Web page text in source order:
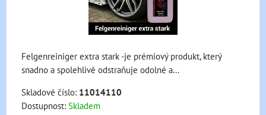
Felgenreiniger extra stark -je prémiový produkt, který
snadno a spolehlivě odstraňuje odolné a...
Skladové číslo: 11014110
Dostupnost: Skladem